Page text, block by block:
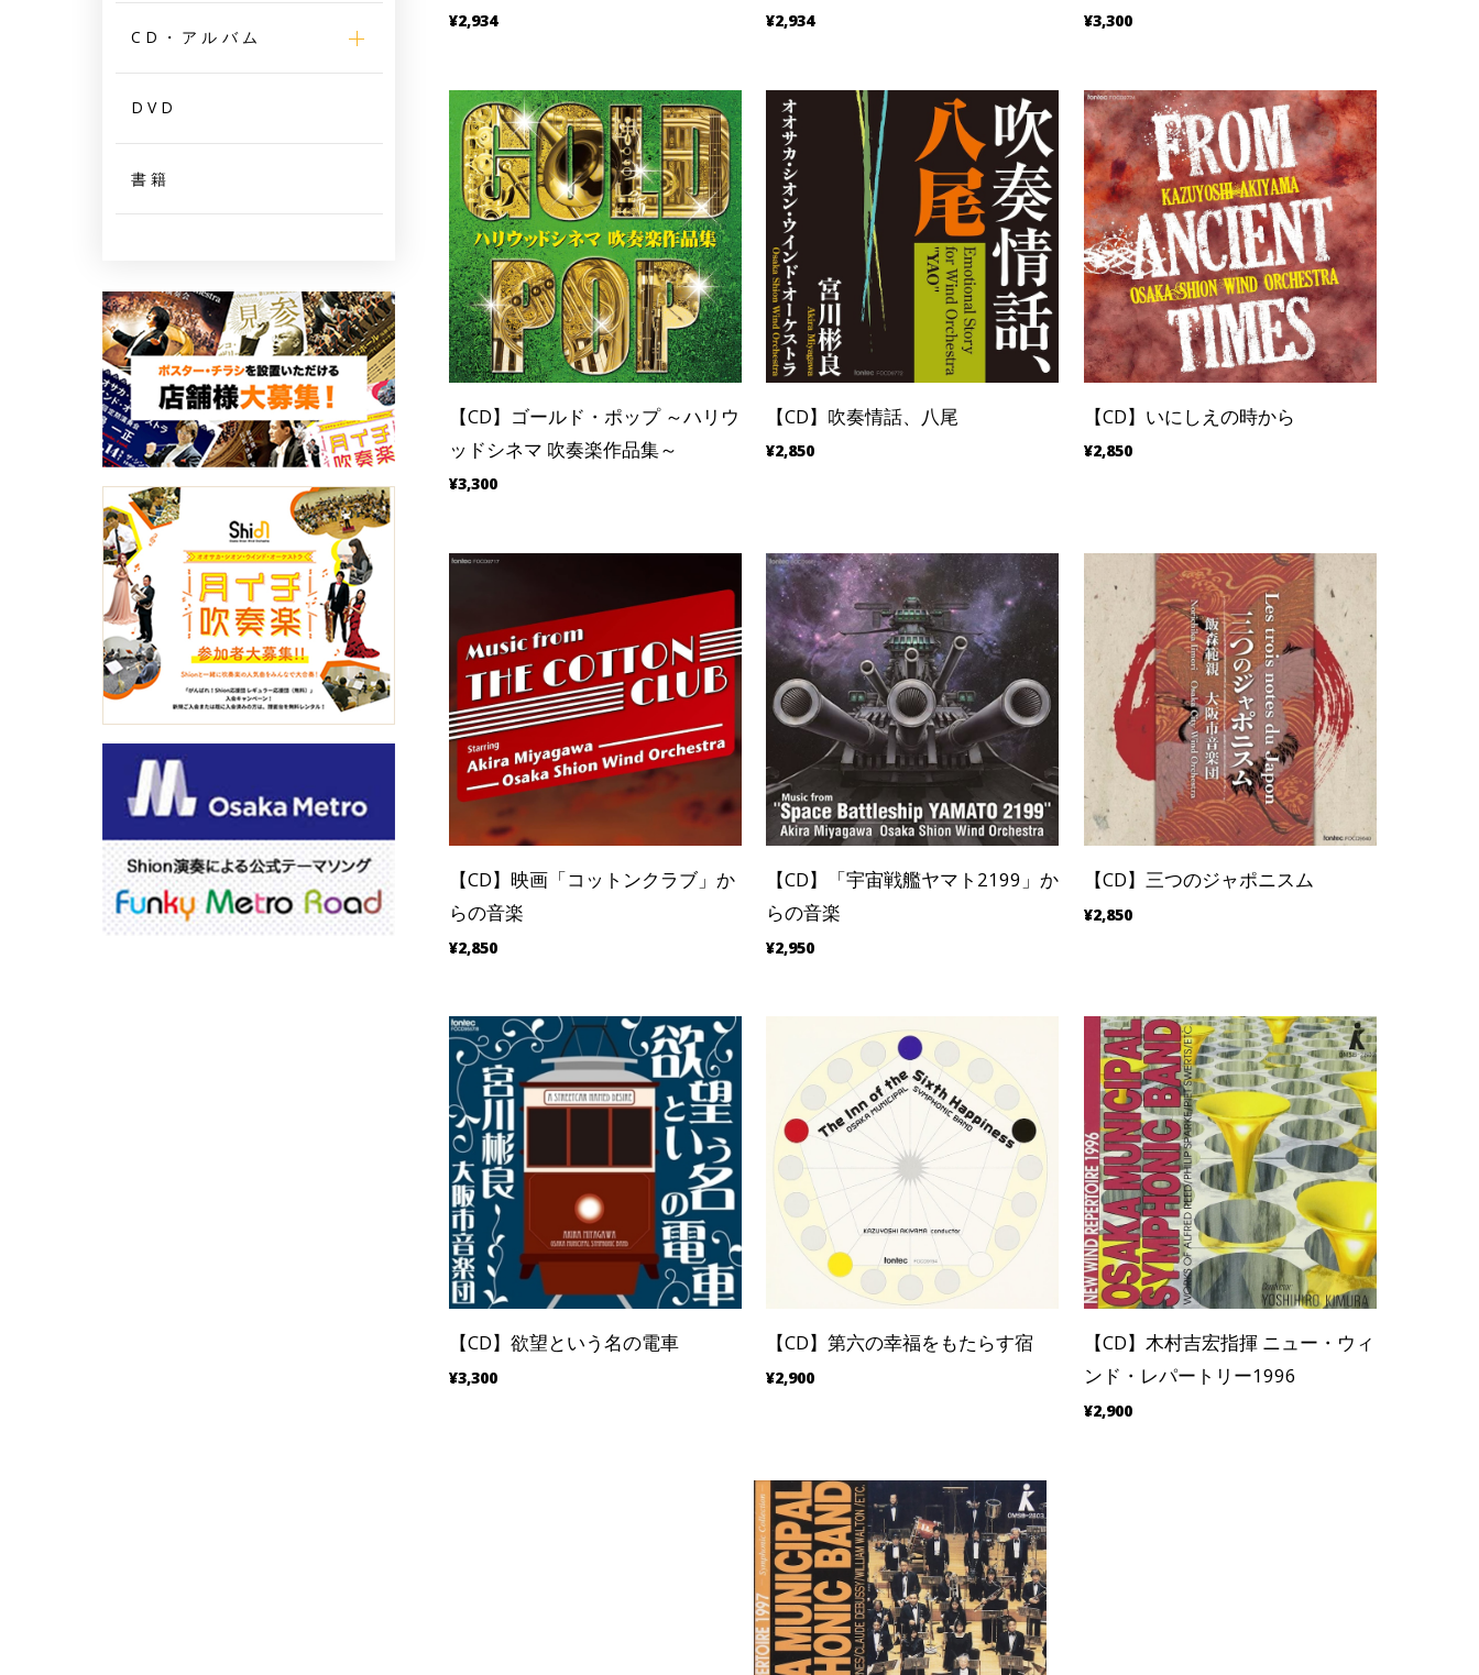
CD・アルバム
DVD
書籍
¥2,934 ¥2,934 ¥3,300
【CD】ゴールド・ポップ ～ハリウ
ッドシネマ 吹奏楽作品集～
¥3,300
【CD】吹奏情話、八尾
¥2,850
【CD】いにしえの時から
¥2,850
【CD】映画「コットンクラブ」か
らの音楽
¥2,850
【CD】「宇宙戦艦ヤマト2199」か
らの音楽
¥2,950
【CD】三つのジャポニスム
¥2,850
【CD】欲望という名の電車
¥3,300
【CD】第六の幸福をもたらす宿
¥2,900
【CD】木村吉宏指揮 ニュー・ウィ
ンド・レパートリー1996
¥2,900